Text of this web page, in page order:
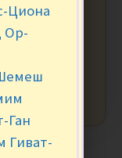
Циона
Ор-
Ган
Гиват-